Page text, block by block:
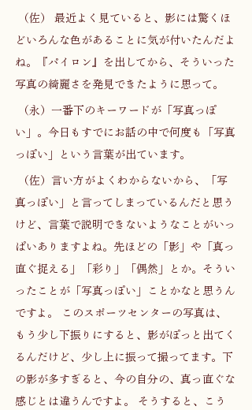
どいろんな色があることに気が付いたんだよ
ね。『パイロン』を出してから、そういった
写真の綺麗さを発見できたように思って。
い」。今日もすでにお話の中で何度も「写真
っぽい」という言葉が出ています。
真っぽい」と言ってしまっているんだと思う
けど、言葉で説明できないようなことがいっ
ぱいありますよね。先ほどの「影」や「真っ
直ぐ捉える」「彩り」「偶然」とか。そうい
ったことが「写真っぽい」ことかなと思うん
ですよ。 このスポーツセンターの写真は、
もう少し下振りにすると、影がぽっと出てく
るんだけど、少し上に振って撮ってます。下
の影が多すぎると、今の自分の、真っ直ぐな
感じとは違うんですよ。 そうすると、こう